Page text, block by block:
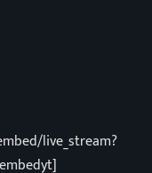
live_stream?